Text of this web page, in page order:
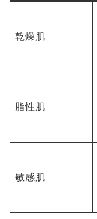
乾燥肌
脂性肌
敏感肌